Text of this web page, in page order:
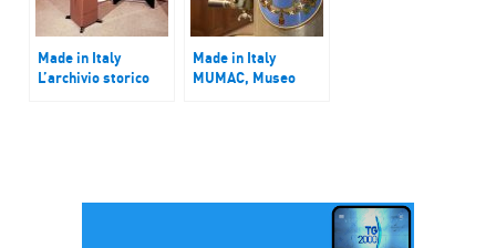
Made in Italy
L’archivio storico
Made in Italy
MUMAC, Museo